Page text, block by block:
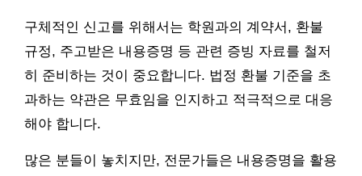
구체적인 신고를 위해서는 학원과의 계약서, 환불
규정, 주고받은 내용증명 등 관련 증빙 자료를 철저
히 준비하는 것이 중요합니다. 법정 환불 기준을 초
과하는 약관은 무효임을 인지하고 적극적으로 대응
해야 합니다.
많은 분들이 놓치지만, 전문가들은 내용증명을 활용